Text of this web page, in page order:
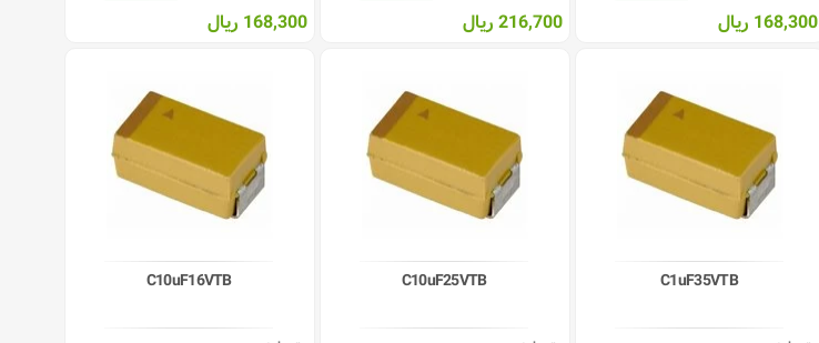
168,300 ریال 216,700 ریال 168,300 ریال
C1uF35VTB
C10uF25VTB
C10uF16VTB